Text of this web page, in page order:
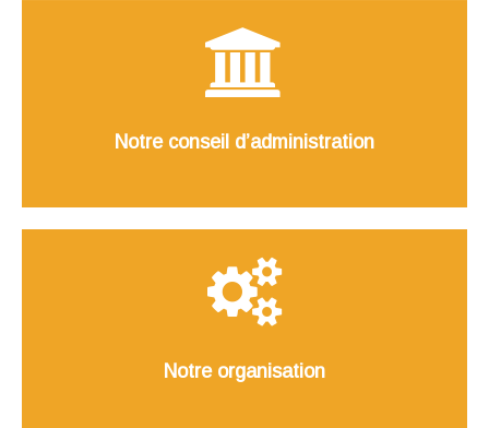
Notre conseil d’administration
Notre organisation